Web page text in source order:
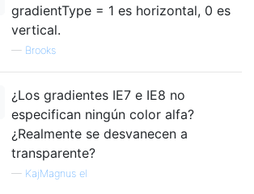
gradientType = 1 es horizontal, 0 es
vertical.
— Brooks
¿Los gradientes IE7 e IE8 no
especifican ningún color alfa?
¿Realmente se desvanecen a
transparente?
— KajMagnus el